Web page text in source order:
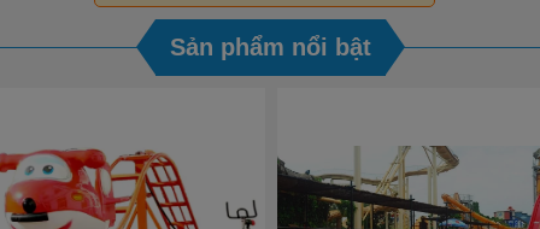
Sản phẩm nổi bật